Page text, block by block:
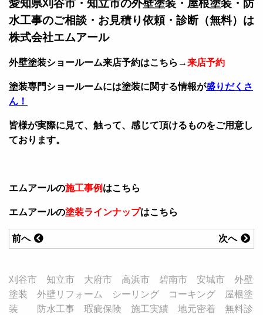
愛知県刈谷市・知立市の外壁塗装・屋根塗装・防
水工事のご相談・お見積り依頼・診断（無料）は
株式会社エムアール
外壁塗装ショールーム来店予約はこちら→来店予約
塗装専門ショールームには塗装に関する情報が盛りだくさ
ん！
皆様が実際に見て、触って、感じて頂けるものをご用意し
ております。
エムアールの施工事例 はこちら
エムアールの塗装ラインナップはこちら
次へ
前へ
刈谷市 知立市 大府市 高浜市 碧南市 安城市 外壁
塗装 外壁リフォーム シーリング コーキング 屋根塗
装 防水工事 瑕疵保険 施工実績 地元密着 無料診